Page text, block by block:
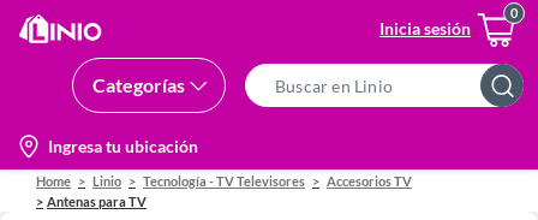
Inicia sesión
Categorías
Bar
location-
icon
Ingresa tu ubicación
Home Linio Tecnología - TV Televisores
Accesorios TV
Antenas para TV